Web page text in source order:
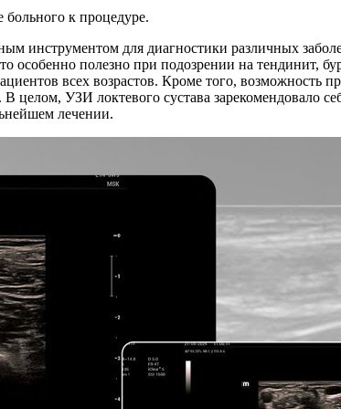
больного к процедуре.
инструментом для диагностики различных
особенно полезно при подозрении на тендинит,
всех возрастов. Кроме того, возможность
В целом, УЗИ локтевого сустава
лечении.